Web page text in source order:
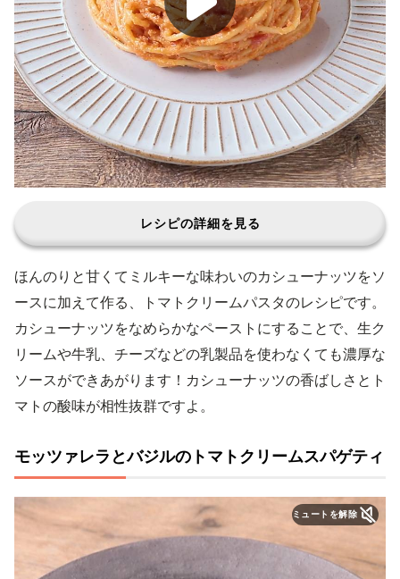
レシピの詳細を見る
ほんのりと甘くてミルキーな味わいのカシューナッツをソ
ースに加えて作る、トマトクリームパスタのレシピです。
カシューナッツをなめらかなペーストにすることで、生ク
リームや牛乳、チーズなどの乳製品を使わなくても濃厚な
ソースができあがります！カシューナッツの香ばしさとト
マトの酸味が相性抜群ですよ。
モッツァレラとバジルのトマトクリームスパゲティ
ミュートを解除